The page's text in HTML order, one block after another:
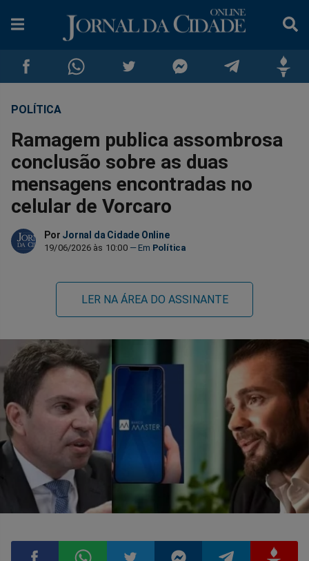
Compartilhar
no
Facebook
Compartilhar
no
Whatsapp
no
Twitter
no
Messenger
no
Telegram
no
POLÍTICA
Ramagem publica assombrosa
conclusão sobre as duas
mensagens encontradas no
celular de Vorcaro
Por Jornal da Cidade Online
19/06/2026 às 10:00 Política
LER NA ÁREA DO ASSINANTE